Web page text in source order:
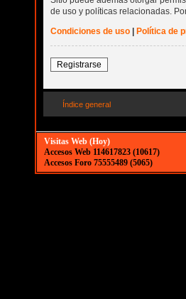
de uso y políticas relacionadas.
Condiciones de uso | Política de
Registrarse
Índice general
Visitas Web (Hoy)
Accesos Web 114617823 (10617)
Accesos Foro 75555489 (5065)